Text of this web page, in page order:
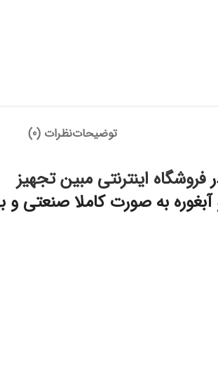
توضیحاتنظرات (0)
فروشگاه اینترنتی مبین تجهیز
به صورت کاملا صنعتی و